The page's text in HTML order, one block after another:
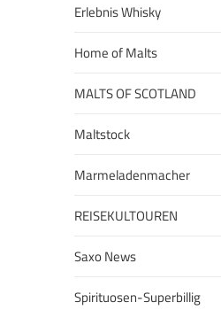
Erlebnis Whisky
Home of Malts
MALTS OF SCOTLAND
Maltstock
Marmeladenmacher
REISEKULTOUREN
Saxo News
Spirituosen-Superbillig